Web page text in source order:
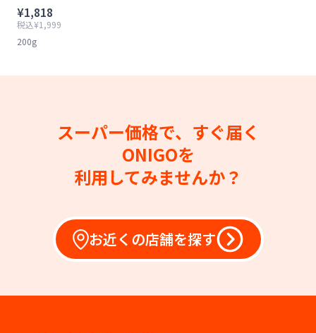
¥1,818
税込¥1,999
200g
スーパー価格で、すぐ届く
ONIGOを
利用してみませんか？
お近くの店舗を探す